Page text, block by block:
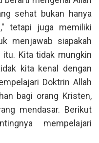
sehat bukan hanya
tetapi juga memiliki
menjawab siapakah
itu. Kita tidak mungkin
kita kenal dengan
Doktrin Allah
bagi orang Kristen,
mendasar. Berikut
mempelajari